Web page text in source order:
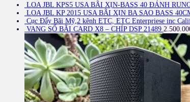
LOA JBL KPS5 USA BÃI XỊN-BASS 40 ĐÁNH
LOA JBL KP 2015 USA BÃI XỊN BA SAO BASS
Cục Đẩy Bãi Mỹ,2 kênh ETC, ETC Enterpriese inc
VANG SỐ BÃI CARD X8 – CHÍP DSP 21489